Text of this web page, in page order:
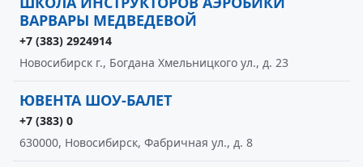
ВАРВАРЫ МЕДВЕДЕВОЙ
+7 (383) 2924914
Новосибирск г., Богдана Хмельницкого ул., д. 23
ЮВЕНТА ШОУ-БАЛЕТ
+7 (383) 0
630000, Новосибирск, Фабричная ул., д. 8